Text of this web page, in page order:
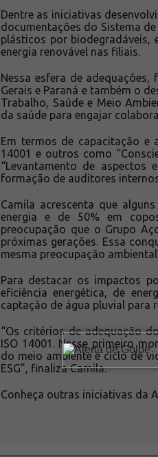
Dentre as iniciativas
documentações do Sistema
plásticos por biodegradáveis,
energia renovável nas filiais.
Nessa esfera de
Gerais e Paraná e também o
Trabalho, Saúde e Meio
da saúde para engajar
Em termos de capacitação e
14001 e outros como
“Levantamento de aspectos
formação de auditores
Camila acrescenta que
energia e de 50% em
preocupação que o Grupo
próximas gerações. Essa
mesma preocupação
Para destacar os impactos
eficiência energética, de
captação de água pluvial para
“Os critérios de adequação
ISO 14001. Nesse primeiro
do meio ambiente e ciclo de
ESG”, finaliza Camila.
Conheça outras iniciativas da